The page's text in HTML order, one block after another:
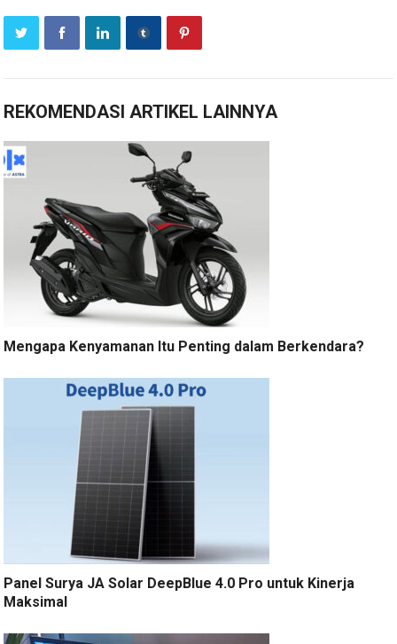
REKOMENDASI ARTIKEL LAINNYA
Mengapa Kenyamanan Itu Penting dalam Berkendara?
Panel Surya JA Solar DeepBlue 4.0 Pro untuk Kinerja
Maksimal